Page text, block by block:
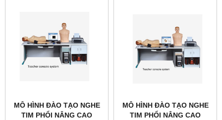
MÔ HÌNH ĐÀO TẠO NGHE
TIM PHỔI NÂNG CAO
MÔ HÌNH ĐÀO TẠO NGHE
TIM PHỔI NÂNG CAO